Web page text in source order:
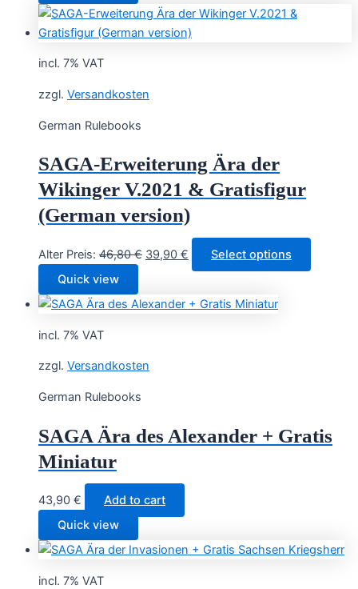
incl. 7% VAT
zzgl. Versandkosten
German Rulebooks
SAGA-Erweiterung Ära der
Wikinger V.2021 & Gratisfigur
(German version)
Alter Preis: 46,80€ Original
46,80 €.
39,90 € Current
price
39,90 €.
Select options
Quick view
incl. 7% VAT
zzgl. Versandkosten
German Rulebooks
SAGA Ära des Alexander + Gratis
Miniatur
43,90 €
Add to cart
Quick view
incl. 7% VAT